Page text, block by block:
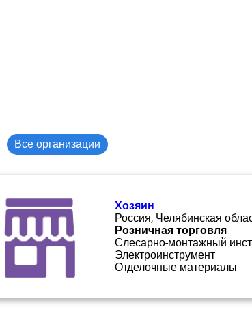
Все организации
Хозяин
Россия, Челябинская
Розничная торговля
Слесарно-монтажный
Электроинструмент
Отделочные материалы